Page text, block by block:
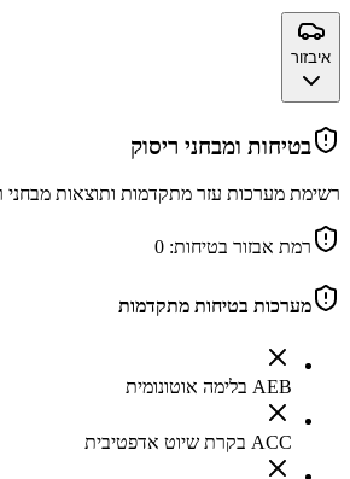
איבזור
בטיחות ומבחני ריסוק
רשימת מערכות עזר מתקדמות ותוצאות מבחני
רמת אבזור בטיחות: 0
מערכות בטיחות מתקדמות
AEB בלימה אוטונומית
ACC בקרת שיוט אדפטיבית